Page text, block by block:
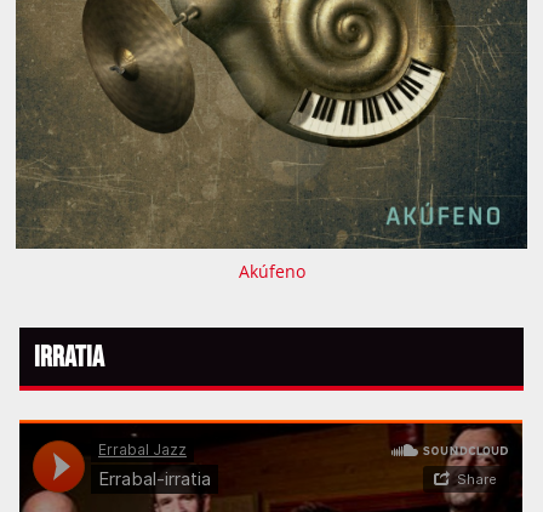
Akúfeno
Irratia